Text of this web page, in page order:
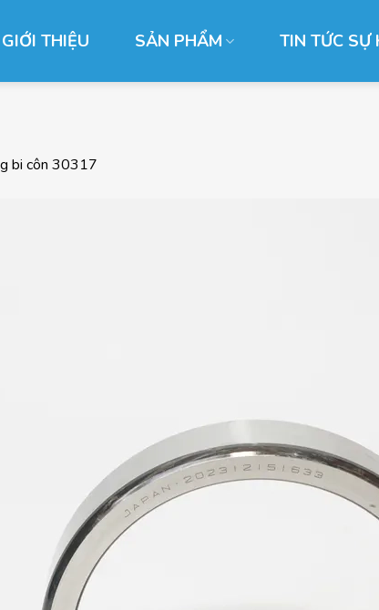
GIỚI THIỆU SẢN PHẨM TIN TỨC SỰ
bi côn 30317